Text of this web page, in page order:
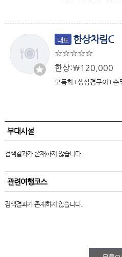
대표 한상차림C
한상:￦120,000
모듬회+생삼겹구이+순
부대시설
검색결과가 존재하지 않습니다.
관련여행코스
검색결과가 존재하지 않습니다.